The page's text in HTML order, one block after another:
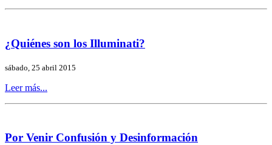
¿Quiénes son los Illuminati?
sábado, 25 abril 2015
Leer más...
Por Venir Confusión y Desinformación